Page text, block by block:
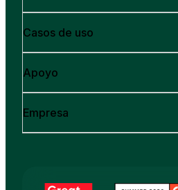
Casos de uso
Apoyo
Empresa